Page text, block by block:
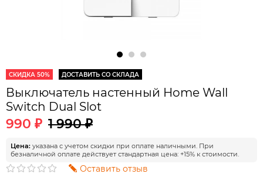
СКИДКА 50% ДОСТАВИТЬ СО СКЛАДА
Выключатель настенный Home Wall
Switch Dual Slot
990 ₽ 1 990 ₽
Цена: указана с учетом скидки при оплате наличными. При
безналичной оплате действует стандартная цена: +15% к стоимости.
Оставить отзыв